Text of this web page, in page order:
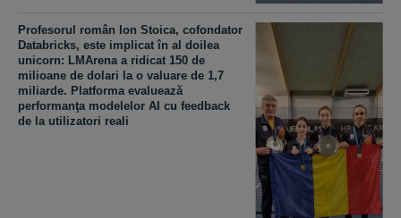
Profesorul român Ion Stoica, cofondator
Databricks, este implicat în al doilea
unicorn: LMArena a ridicat 150 de
milioane de dolari la o valuare de 1,7
miliarde. Platforma evaluează
performanţa modelelor AI cu feedback
de la utilizatori reali